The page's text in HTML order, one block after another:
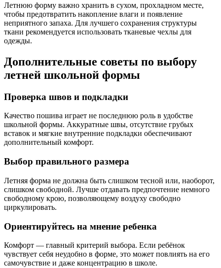
Летнюю форму важно хранить в сухом, прохладном месте,
чтобы предотвратить накопление влаги и появление
неприятного запаха. Для лучшего сохранения структуры
ткани рекомендуется использовать тканевые чехлы для
одежды.
Дополнительные советы по выбору
летней школьной формы
Проверка швов и подкладки
Качество пошива играет не последнюю роль в удобстве
школьной формы. Аккуратные швы, отсутствие грубых
вставок и мягкие внутренние подкладки обеспечивают
дополнительный комфорт.
Выбор правильного размера
Летняя форма не должна быть слишком тесной или, наоборот,
слишком свободной. Лучше отдавать предпочтение немного
свободному крою, позволяющему воздуху свободно
циркулировать.
Ориентируйтесь на мнение ребенка
Комфорт — главный критерий выбора. Если ребёнок
чувствует себя неудобно в форме, это может повлиять на его
самочувствие и даже концентрацию в школе.